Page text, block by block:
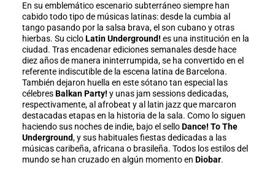
En su emblemático escenario subterráneo siempre han
cabido todo tipo de músicas latinas: desde la cumbia al
tango pasando por la salsa brava, el son cubano y otras
hierbas. Su ciclo Latin Underground! es una institución en la
ciudad. Tras encadenar ediciones semanales desde hace
diez años de manera ininterrumpida, se ha convertido en el
referente indiscutible de la escena latina de Barcelona.
También dejaron huella en este sótano tan especial las
célebres Balkan Party! y unas jam sessions dedicadas,
respectivamente, al afrobeat y al latin jazz que marcaron
destacadas etapas en la historia de la sala. Como lo siguen
haciendo sus noches de indie, bajo el sello Dance! To The
Underground, y sus habituales fiestas dedicadas a las
músicas caribeña, africana o brasileña. Todos los estilos del
mundo se han cruzado en algún momento en Diobar.